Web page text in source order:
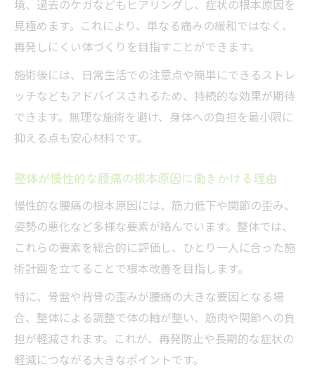
境、過去のケガなどもヒアリングし、症状の根本原因を
見極めます。これにより、単なる痛みの緩和ではなく、
再発しにくい体づくりを目指すことができます。
施術後には、日常生活での注意点や簡単にできるストレ
ッチなどもアドバイスされるため、持続的な効果が期待
できます。無理な施術を避け、身体への負担を最小限に
抑える点も安心材料です。
整体が慢性的な腰痛の根本原因に働きかける理由
慢性的な腰痛の根本原因には、筋力低下や関節の歪み、
姿勢の悪化など多様な要素が絡んでいます。整体では、
これらの要素を総合的に評価し、ひとり一人に合った施
術計画を立てることで根本改善を目指します。
特に、骨盤や背骨の歪みが腰痛の大きな要因となる場
合、整体による調整で体の軸が整い、筋肉や関節への負
担が軽減されます。これが、再発防止や長期的な症状の
軽減につながる大きなポイントです。